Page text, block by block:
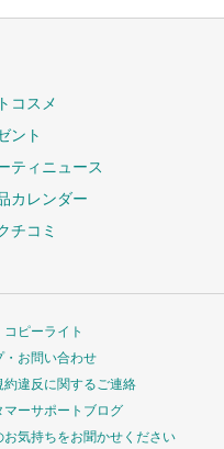
コスメ
ント
ティニュース
カレンダー
チコミ
コピーライト
・お問い合わせ
約違反に関するご連絡
マーサポートブログ
お気持ちをお聞かせください